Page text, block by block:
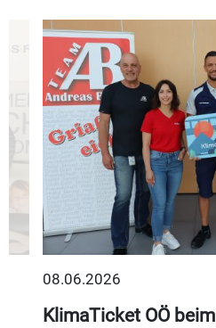
08.06.2026
KlimaTicket OÖ beim